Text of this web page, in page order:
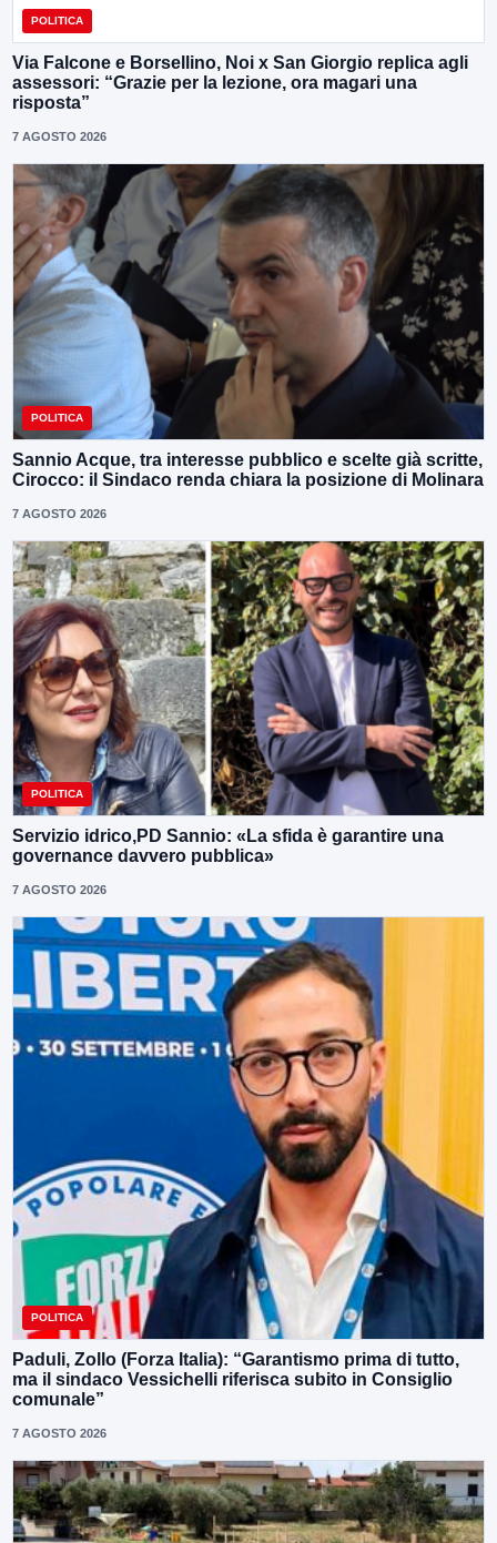
POLITICA
Via Falcone e Borsellino, Noi x San Giorgio replica agli
assessori: “Grazie per la lezione, ora magari una
risposta”
7 AGOSTO 2026
POLITICA
Sannio Acque, tra interesse pubblico e scelte già scritte,
Cirocco: il Sindaco renda chiara la posizione di Molinara
7 AGOSTO 2026
POLITICA
Servizio idrico,PD Sannio: «La sfida è garantire una
governance davvero pubblica»
7 AGOSTO 2026
POLITICA
Paduli, Zollo (Forza Italia): “Garantismo prima di tutto,
ma il sindaco Vessichelli riferisca subito in Consiglio
comunale”
7 AGOSTO 2026